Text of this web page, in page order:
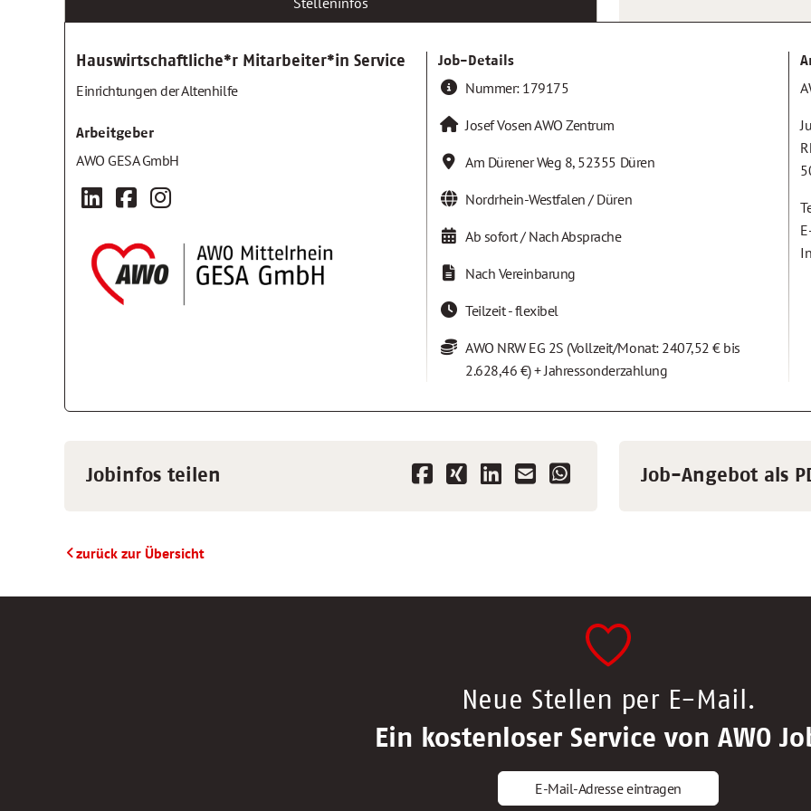
Hauswirtschaftliche*r Mitarbeiter*in Service
Einrichtungen der Altenhilfe
Arbeitgeber
AWO GESA GmbH
Job-Details
Nummer: 179175
Josef Vosen AWO Zentrum
Am Dürener Weg 8, 52355 Düren
Nordrhein-Westfalen / Düren
Ab sofort / Nach Absprache
Nach Vereinbarung
Teilzeit - flexibel
AWO NRW EG 2S (Vollzeit/Monat: 2407,52 € bis
2.628,46 €) + Jahressonderzahlung
Jobinfos teilen Job-Angebot als
zurück zur Übersicht
Neue Stellen per E-Mail.
Ein kostenloser Service von AWO
E-Mail-Adresse eintragen